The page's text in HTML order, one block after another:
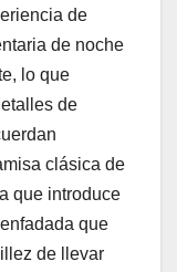
de
de noche
lo que
de
clásica de
que introduce
que
de llevar